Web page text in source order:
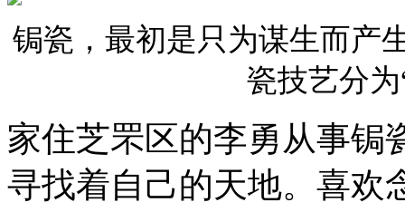
锔瓷，最初是只为谋生而产
瓷技艺分为
家住芝罘区的李勇从事锔
寻找着自己的天地。喜欢